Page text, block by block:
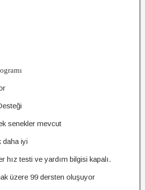
senekler mevcut
daha iyi
hız testi ve yardım bilgisi kapalı.
üzere 99 dersten oluşuyor